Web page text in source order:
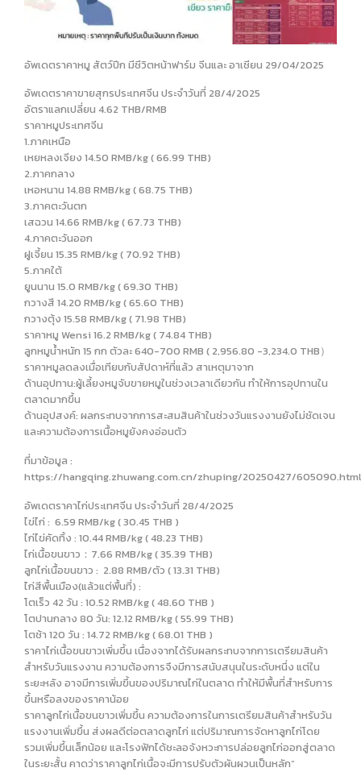
อัพเดตราคาหมู สัตว์ปีก มีชีวิตหน้าฟาร์ม จีนและ อาเชียน 29/04/2025
อัพเดตราคาขายสุกรประเทศจีน ประจำวันที่ 28/4/2025
อัตราแลกเปลี่ยน 4.62 THB/RMB
ราคาหมูประเทศจีน
1.ภาคเหนือ
เหยหลงเจียง 14.50 RMB/kg ( 66.99 THB)
2.ภาคกลาง
เหอหนาน 14.88 RMB/kg ( 68.75 THB)
3.ภาคตะวันตก
เสฉวน 14.66 RMB/kg ( 67.73 THB)
4.ภาคตะวันออก
ฝูเจี้ยน 15.35 RMB/kg ( 70.92 THB)
5.ภาคใต้
ยูนนาน 15.0 RMB/kg ( 69.30 THB)
กวางสี 14.20 RMB/kg ( 65.60 THB)
กวางตุ้ง 15.58 RMB/kg ( 71.98 THB)
ราคาหมู Wensi 16.2 RMB/kg ( 74.84 THB)
ลูกหมูน้ำหนัก 15 กก ตัวละ 640-700 RMB ( 2,956.80 -3,234.0 THB）
ราคาหมูลดลงเมื่อเทียบกับสัปดาห์ที่แล้ว สาเหตุมาจาก
ด้านอุปทาน:ผู้เลี้ยงหมูจับขายหมูในช่วงเวลาเดียวกัน ทำให้การอุปทานใน
ตลาดมากขึ้น
ด้านอุปสงค์: ผลกระทบจากการสะสมสินค้าในช่วงวันแรงงานยังไม่ชัดเจน
และความต้องการเนื้อหมูยังคงอ่อนตัว
ที่มาข้อมูล :
https://hangqing.zhuwang.com.cn/zhuping/20250427/605090.html
อัพเดตราคาไก่ประเทศจีน ประจำวันที่ 28/4/2025
ไข่ไก่ : 6.59 RMB/kg ( 30.45 THB )
ไก่ไข่คัดทิ้ง : 10.44 RMB/kg ( 48.23 THB)
ไก่เนื้อขนขาว：7.66 RMB/kg ( 35.39 THB)
ลูกไก่เนื้อขนขาว : 2.88 RMB/ตัว ( 13.31 THB)
ไก่สีพื้นเมือง(แล้วแต่พื้นที่) :
โตเร็ว 42 วัน : 10.52 RMB/kg ( 48.60 THB )
โตปานกลาง 80 วัน: 12.12 RMB/kg ( 55.99 THB)
โตช้า 120 วัน : 14.72 RMB/kg ( 68.01 THB )
ราคาไก่เนื้อขนขาวเพิ่มขึ้น เนื่องจากได้รับผลกระทบจากการเตรียมสินค้า
สำหรับวันแรงงาน ความต้องการจึงมีการสนับสนุนในระดับหนึ่ง แต่ใน
ระยะหลัง อาจมีการเพิ่มขึ้นของปริมาณไก่ในตลาด ทำให้มีพื้นที่สำหรับการ
ขึ้นหรือลงของราคาน้อย
ราคาลูกไก่เนื้อขนขาวเพิ่มขึ้น ความต้องการในการเตรียมสินค้าสำหรับวัน
แรงงานเพิ่มขึ้น ส่งผลดีต่อตลาดลูกไก่ แต่ปริมาณการจัดหาลูกไก่โดย
รวมเพิ่มขึ้นเล็กน้อย และโรงฟักได้ชะลอจังหวะการปล่อยลูกไก่ออกสู่ตลาด
ในระยะสั้น คาดว่าราคาลูกไก่เนื้อจะมีการปรับตัวผันผวนเป็นหลัก”